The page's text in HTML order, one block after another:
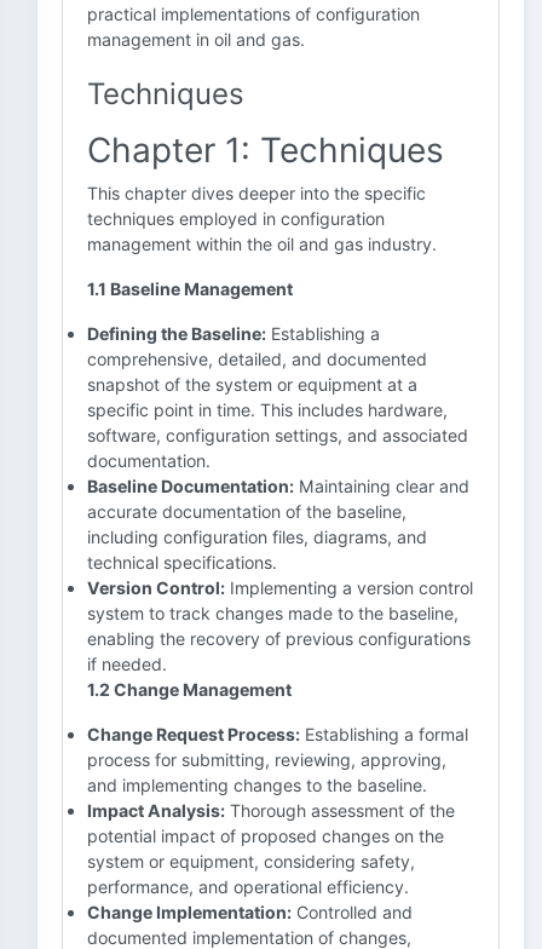
practical implementations of configuration
management in oil and gas.
Techniques
Chapter 1: Techniques
This chapter dives deeper into the specific
techniques employed in configuration
management within the oil and gas industry.
1.1 Baseline Management
Defining the Baseline: Establishing a
comprehensive, detailed, and documented
snapshot of the system or equipment at a
specific point in time. This includes hardware,
software, configuration settings, and associated
documentation.
Baseline Documentation: Maintaining clear and
accurate documentation of the baseline,
including configuration files, diagrams, and
technical specifications.
Version Control: Implementing a version control
system to track changes made to the baseline,
enabling the recovery of previous configurations
if needed.
1.2 Change Management
Change Request Process: Establishing a formal
process for submitting, reviewing, approving,
and implementing changes to the baseline.
Impact Analysis: Thorough assessment of the
potential impact of proposed changes on the
system or equipment, considering safety,
performance, and operational efficiency.
Change Implementation: Controlled and
documented implementation of changes,